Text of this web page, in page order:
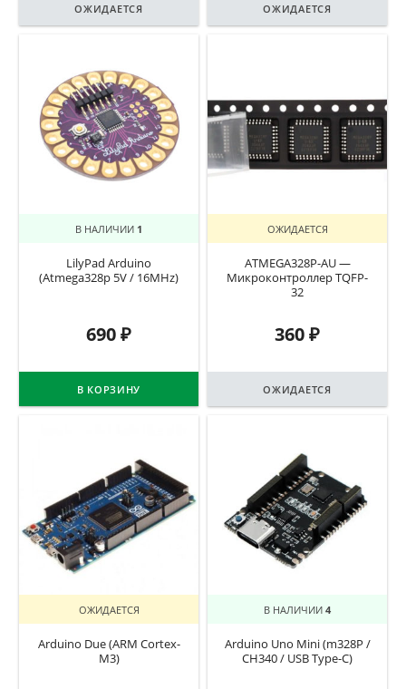
ОЖИДАЕТСЯ ОЖИДАЕТСЯ
В НАЛИЧИИ 1
LilyPad Arduino
(Atmega328p 5V / 16MHz)
690₽
В КОРЗИНУ
ОЖИДАЕТСЯ
ATMEGA328P-AU —
Микроконтроллер TQFP-
32
360₽
ОЖИДАЕТСЯ
ОЖИДАЕТСЯ
Arduino Due (ARM Cortex-
M3)
В НАЛИЧИИ 4
Arduino Uno Mini (m328P /
CH340 / USB Type-C)